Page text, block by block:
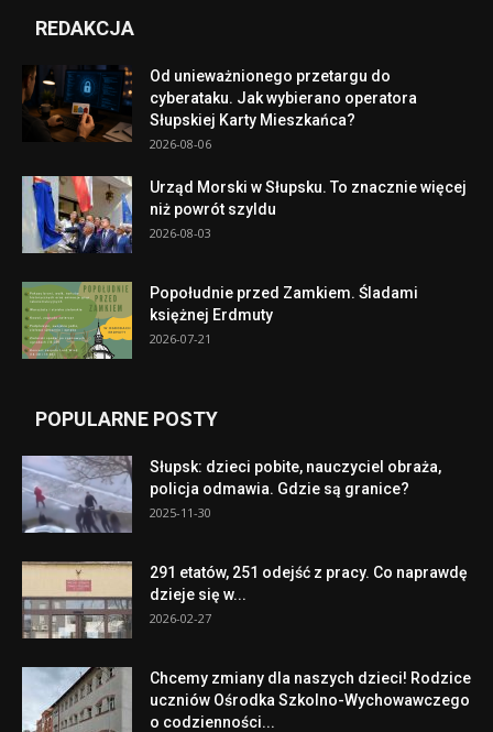
REDAKCJA
Od unieważnionego przetargu do
cyberataku. Jak wybierano operatora
Słupskiej Karty Mieszkańca?
2026-08-06
Urząd Morski w Słupsku. To znacznie więcej
niż powrót szyldu
2026-08-03
Popołudnie przed Zamkiem. Śladami
księżnej Erdmuty
2026-07-21
POPULARNE POSTY
Słupsk: dzieci pobite, nauczyciel obraża,
policja odmawia. Gdzie są granice?
2025-11-30
291 etatów, 251 odejść z pracy. Co naprawdę
dzieje się w...
2026-02-27
Chcemy zmiany dla naszych dzieci! Rodzice
uczniów Ośrodka Szkolno-Wychowawczego
o codzienności...